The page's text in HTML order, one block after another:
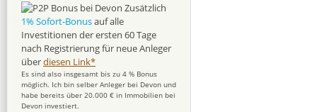
Zusätzlich
1% Sofort-Bonusauf alle
Investitionen der ersten 60 Tage
nach Registrierung für neue Anleger
überdiesen Link*
Es sind also insgesamt bis zu 4 % Bonus
möglich. Ich bin selber Anleger bei Devon und
habe bereits über 20.000 € in Immobilien bei
Devon investiert.